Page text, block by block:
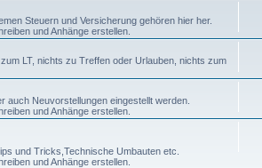
Steuern und Versicherung gehören hier her.
und Anhänge erstellen.
LT, nichts zu Treffen oder Urlauben, nichts zum
auch Neuvorstellungen eingestellt werden.
und Anhänge erstellen.
und Tricks,Technische Umbauten etc.
und Anhänge erstellen.